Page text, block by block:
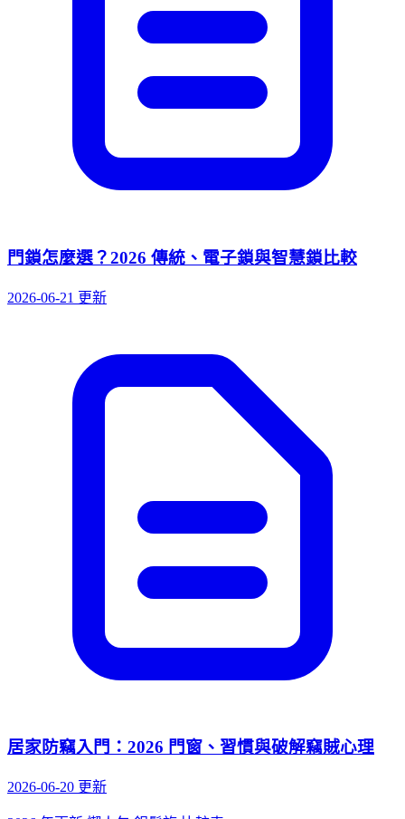
門鎖怎麼選？2026 傳統、電子鎖與智慧鎖比較
2026-06-21 更新
居家防竊入門：2026 門窗、習慣與破解竊賊心理
2026-06-20 更新